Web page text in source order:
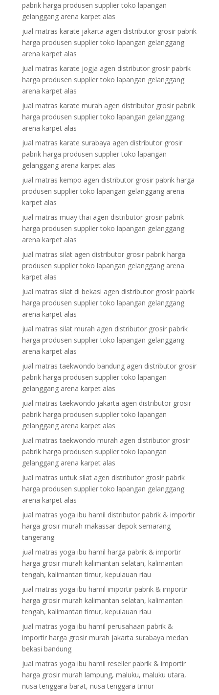
pabrik harga produsen supplier toko lapangan
gelanggang arena karpet alas
jual matras karate jakarta agen distributor grosir pabrik
harga produsen supplier toko lapangan gelanggang
arena karpet alas
jual matras karate jogja agen distributor grosir pabrik
harga produsen supplier toko lapangan gelanggang
arena karpet alas
jual matras karate murah agen distributor grosir pabrik
harga produsen supplier toko lapangan gelanggang
arena karpet alas
jual matras karate surabaya agen distributor grosir
pabrik harga produsen supplier toko lapangan
gelanggang arena karpet alas
jual matras kempo agen distributor grosir pabrik harga
produsen supplier toko lapangan gelanggang arena
karpet alas
jual matras muay thai agen distributor grosir pabrik
harga produsen supplier toko lapangan gelanggang
arena karpet alas
jual matras silat agen distributor grosir pabrik harga
produsen supplier toko lapangan gelanggang arena
karpet alas
jual matras silat di bekasi agen distributor grosir pabrik
harga produsen supplier toko lapangan gelanggang
arena karpet alas
jual matras silat murah agen distributor grosir pabrik
harga produsen supplier toko lapangan gelanggang
arena karpet alas
jual matras taekwondo bandung agen distributor grosir
pabrik harga produsen supplier toko lapangan
gelanggang arena karpet alas
jual matras taekwondo jakarta agen distributor grosir
pabrik harga produsen supplier toko lapangan
gelanggang arena karpet alas
jual matras taekwondo murah agen distributor grosir
pabrik harga produsen supplier toko lapangan
gelanggang arena karpet alas
jual matras untuk silat agen distributor grosir pabrik
harga produsen supplier toko lapangan gelanggang
arena karpet alas
jual matras yoga ibu hamil distributor pabrik & importir
harga grosir murah makassar depok semarang
tangerang
jual matras yoga ibu hamil harga pabrik & importir
harga grosir murah kalimantan selatan, kalimantan
tengah, kalimantan timur, kepulauan riau
jual matras yoga ibu hamil importir pabrik & importir
harga grosir murah kalimantan selatan, kalimantan
tengah, kalimantan timur, kepulauan riau
jual matras yoga ibu hamil perusahaan pabrik &
importir harga grosir murah jakarta surabaya medan
bekasi bandung
jual matras yoga ibu hamil reseller pabrik & importir
harga grosir murah lampung, maluku, maluku utara,
nusa tenggara barat, nusa tenggara timur